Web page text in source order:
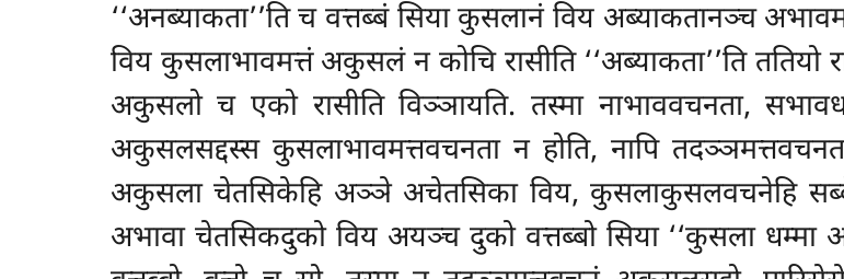
‘‘अनब्याकता’’ति च वत्तब्बं सिया कुसलानं विय अब्याकतानञ्च
विय कुसलाभावमत्तं अकुसलं न कोचि रासीति ‘‘अब्याकता’’ति ततियो
अकुसलो च एको रासीति विञ्ञायति. तस्मा नाभाववचनता,
अकुसलसद्दस्स कुसलाभावमत्तवचनता न होति, नापि
अकुसला चेतसिकेहि अञ्ञे अचेतसिका विय, कुसलाकुसलवचनेहि सब्बेसं
अभावा चेतसिकदुको विय अयञ्च दुको वत्तब्बो सिया ‘‘कुसला धम्मा